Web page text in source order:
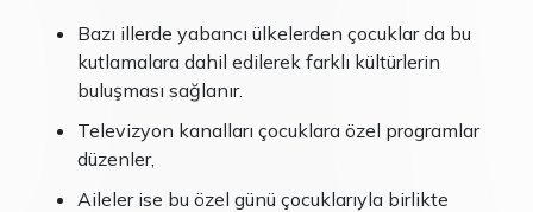
Bazı illerde yabancı ülkelerden çocuklar da bu
kutlamalara dahil edilerek farklı kültürlerin
buluşması sağlanır.
Televizyon kanalları çocuklara özel programlar
düzenler,
Aileler ise bu özel günü çocuklarıyla birlikte